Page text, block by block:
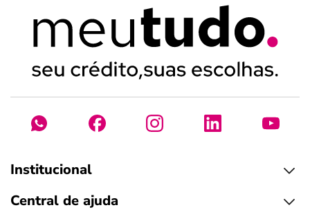
Institucional
Central de ajuda